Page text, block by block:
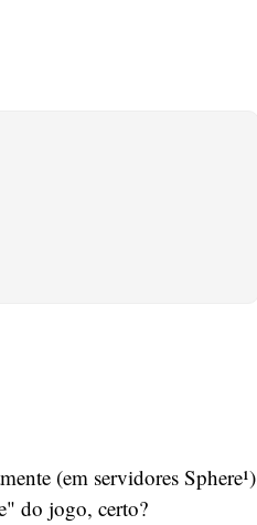
(em servidores Sphere¹)
do jogo, certo?